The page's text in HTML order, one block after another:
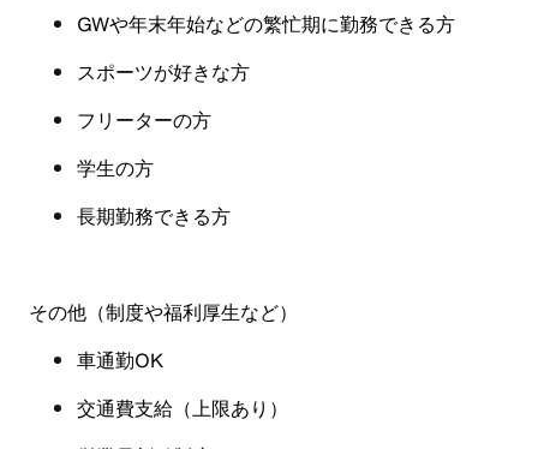
GWや年末年始などの繁忙期に勤務できる方
スポーツが好きな方
フリーターの方
学生の方
長期勤務できる方
その他（制度や福利厚生など）
車通勤OK
交通費支給（上限あり）